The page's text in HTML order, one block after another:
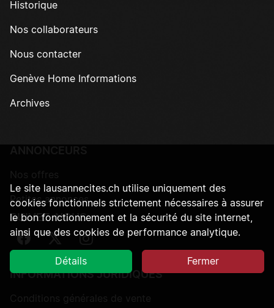
Historique
Nos collaborateurs
Nous contacter
Genève Home Informations
Archives
Petites annonces
SUIVEZ-NOUS
Suivez-nous sur Facebook
Suivez-nous sur Twitter
Suivez-nous sur Instagram
INFORMATIONS JURIDIQUES
Le site lausannecites.ch utilise uniquement des
cookies fonctionnels strictement nécessaires à assurer
le bon fonctionnement et la sécurité du site internet,
ainsi que des cookies de performance analytique.
Détails Fermer